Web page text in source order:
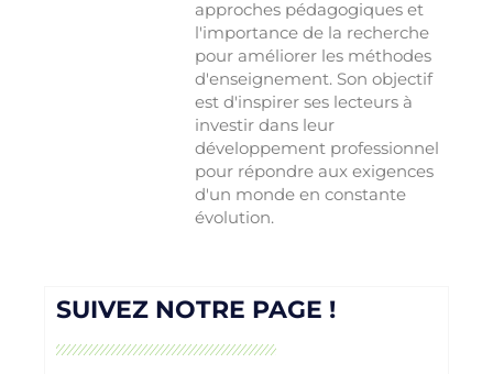
approches pédagogiques et
l'importance de la recherche
pour améliorer les méthodes
d'enseignement. Son objectif
est d'inspirer ses lecteurs à
investir dans leur
développement professionnel
pour répondre aux exigences
d'un monde en constante
évolution.
SUIVEZ NOTRE PAGE !